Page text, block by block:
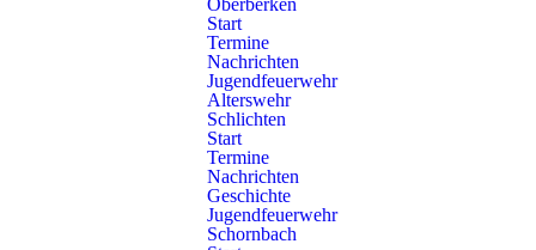
Start
Termine
Nachrichten
Jugendfeuerwehr
Alterswehr
Schlichten
Start
Termine
Nachrichten
Geschichte
Jugendfeuerwehr
Schornbach
Kinderfeuerwehrtag in